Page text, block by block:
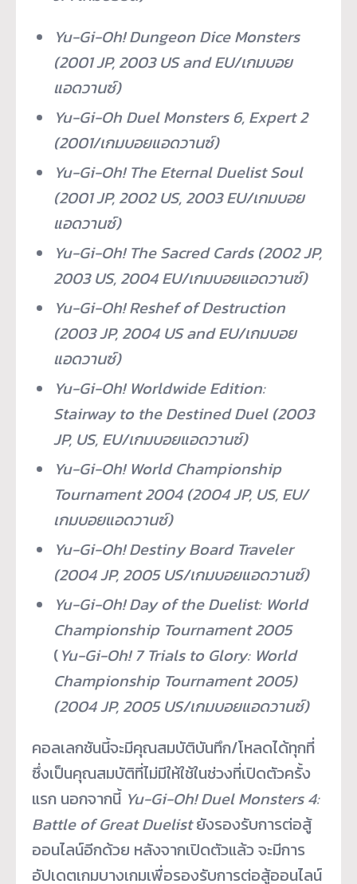
Yu-Gi-Oh! Dungeon Dice Monsters
(2001 JP, 2003 US and EU/เกมบอย
แอดวานซ์)
Yu-Gi-Oh Duel Monsters 6, Expert 2
(2001/เกมบอยแอดวานซ์)
Yu-Gi-Oh! The Eternal Duelist Soul
(2001 JP, 2002 US, 2003 EU/เกมบอย
แอดวานซ์)
Yu-Gi-Oh! The Sacred Cards (2002 JP,
2003 US, 2004 EU/เกมบอยแอดวานซ์)
Yu-Gi-Oh! Reshef of Destruction
(2003 JP, 2004 US and EU/เกมบอย
แอดวานซ์)
Yu-Gi-Oh! Worldwide Edition:
Stairway to the Destined Duel (2003
JP, US, EU/เกมบอยแอดวานซ์)
Yu-Gi-Oh! World Championship
Tournament 2004 (2004 JP, US, EU/
เกมบอยแอดวานซ์)
Yu-Gi-Oh! Destiny Board Traveler
(2004 JP, 2005 US/เกมบอยแอดวานซ์)
Yu-Gi-Oh! Day of the Duelist: World
Championship Tournament 2005
(Yu-Gi-Oh! 7 Trials to Glory: World
Championship Tournament 2005)
(2004 JP, 2005 US/เกมบอยแอดวานซ์)
คอลเลกชันนี้จะมีคุณสมบัติบันทึก/โหลดได้ทุกที่
ซึ่งเป็นคุณสมบัติที่ไม่มีให้ใช้ในช่วงที่เปิดตัวครั้ง
แรก นอกจากนี้ Yu-Gi-Oh! Duel Monsters4:
Battle of Great Duelistยังรองรับการต่อสู้
ออนไลน์อีกด้วย หลังจากเปิดตัวแล้ว จะมีการ
อัปเดตเกมบางเกมเพื่อรองรับการต่อสู้ออนไลน์